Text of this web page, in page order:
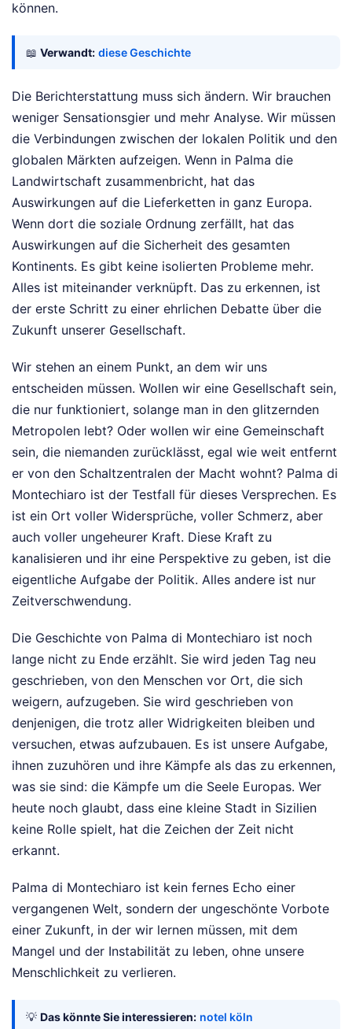
können.
📖 Verwandt: diese Geschichte
Die Berichterstattung muss sich ändern. Wir brauchen
weniger Sensationsgier und mehr Analyse. Wir müssen
die Verbindungen zwischen der lokalen Politik und den
globalen Märkten aufzeigen. Wenn in Palma die
Landwirtschaft zusammenbricht, hat das
Auswirkungen auf die Lieferketten in ganz Europa.
Wenn dort die soziale Ordnung zerfällt, hat das
Auswirkungen auf die Sicherheit des gesamten
Kontinents. Es gibt keine isolierten Probleme mehr.
Alles ist miteinander verknüpft. Das zu erkennen, ist
der erste Schritt zu einer ehrlichen Debatte über die
Zukunft unserer Gesellschaft.
Wir stehen an einem Punkt, an dem wir uns
entscheiden müssen. Wollen wir eine Gesellschaft sein,
die nur funktioniert, solange man in den glitzernden
Metropolen lebt? Oder wollen wir eine Gemeinschaft
sein, die niemanden zurücklässt, egal wie weit entfernt
er von den Schaltzentralen der Macht wohnt? Palma di
Montechiaro ist der Testfall für dieses Versprechen. Es
ist ein Ort voller Widersprüche, voller Schmerz, aber
auch voller ungeheurer Kraft. Diese Kraft zu
kanalisieren und ihr eine Perspektive zu geben, ist die
eigentliche Aufgabe der Politik. Alles andere ist nur
Zeitverschwendung.
Die Geschichte von Palma di Montechiaro ist noch
lange nicht zu Ende erzählt. Sie wird jeden Tag neu
geschrieben, von den Menschen vor Ort, die sich
weigern, aufzugeben. Sie wird geschrieben von
denjenigen, die trotz aller Widrigkeiten bleiben und
versuchen, etwas aufzubauen. Es ist unsere Aufgabe,
ihnen zuzuhören und ihre Kämpfe als das zu erkennen,
was sie sind: die Kämpfe um die Seele Europas. Wer
heute noch glaubt, dass eine kleine Stadt in Sizilien
keine Rolle spielt, hat die Zeichen der Zeit nicht
erkannt.
Palma di Montechiaro ist kein fernes Echo einer
vergangenen Welt, sondern der ungeschönte Vorbote
einer Zukunft, in der wir lernen müssen, mit dem
Mangel und der Instabilität zu leben, ohne unsere
Menschlichkeit zu verlieren.
💡 Das könnte Sie interessieren: notel köln